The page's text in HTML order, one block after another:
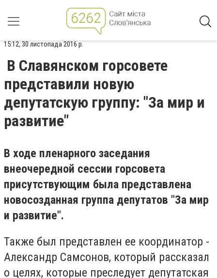
15:12, 30 листопада 2016 р.
В Славянском горсовете
представили новую
депутатскую группу: "За мир и
развитие"
В ходе пленарного заседания
внеочередной сессии горсовета
присутствующим была представлена
новосозданная группа депутатов "За мир
и развитие".
Также был представлен ее координатор -
Александр Самсонов, который рассказал
о целях, которые преследует депутатская